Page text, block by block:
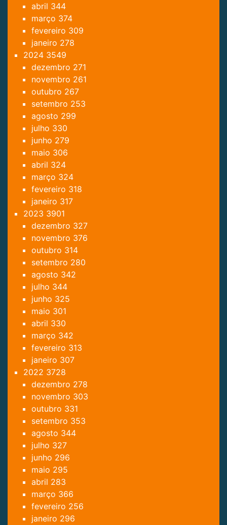
abril 344
março 374
fevereiro 309
janeiro 278
2024 3549
dezembro 271
novembro 261
outubro 267
setembro 253
agosto 299
julho 330
junho 279
maio 306
abril 324
março 324
fevereiro 318
janeiro 317
2023 3901
dezembro 327
novembro 376
outubro 314
setembro 280
agosto 342
julho 344
junho 325
maio 301
abril 330
março 342
fevereiro 313
janeiro 307
2022 3728
dezembro 278
novembro 303
outubro 331
setembro 353
agosto 344
julho 327
junho 296
maio 295
abril 283
março 366
fevereiro 256
janeiro 296